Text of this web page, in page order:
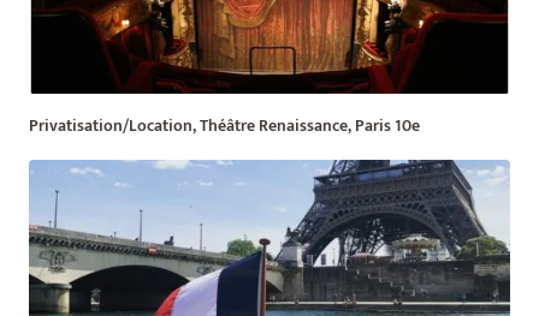
Privatisation/Location, Théâtre Renaissance, Paris 10e